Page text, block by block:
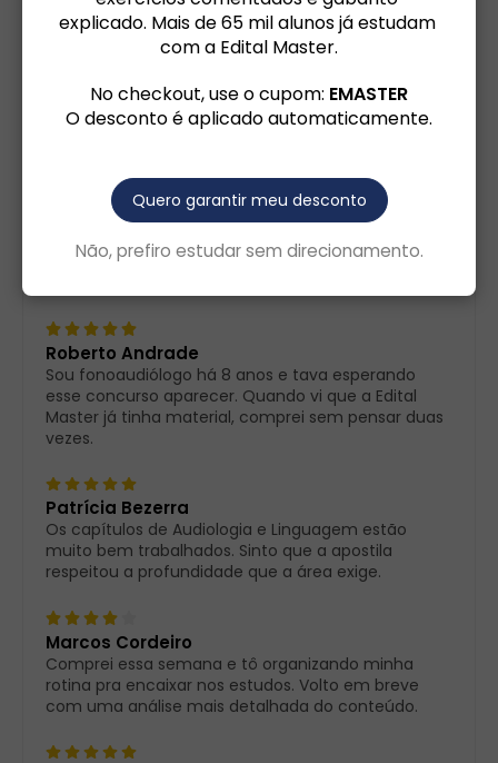
4 estrelas
3
1 estrela
0
Carla Vasconcelos
Comprei a apostila e em poucos minutos recebi o
link do Drive com tudo organizado. Acesso liberado
Roberto Andrade
Sou fonoaudiólogo há 8 anos e tava esperando
esse concurso aparecer. Quando vi que a Edital
Master já tinha material, comprei sem pensar duas
vezes.
Patrícia Bezerra
Os capítulos de Audiologia e Linguagem estão
muito bem trabalhados. Sinto que a apostila
respeitou a profundidade que a área exige.
Marcos Cordeiro
Comprei essa semana e tô organizando minha
rotina pra encaixar nos estudos. Volto em breve
com uma análise mais detalhada do conteúdo.
explicado. Mais de 65 mil alunos já estudam
com a Edital Master.
No checkout, use o cupom: EMASTER
O desconto é aplicado automaticamente.
Quero garantir meu desconto
Não, prefiro estudar sem direcionamento.